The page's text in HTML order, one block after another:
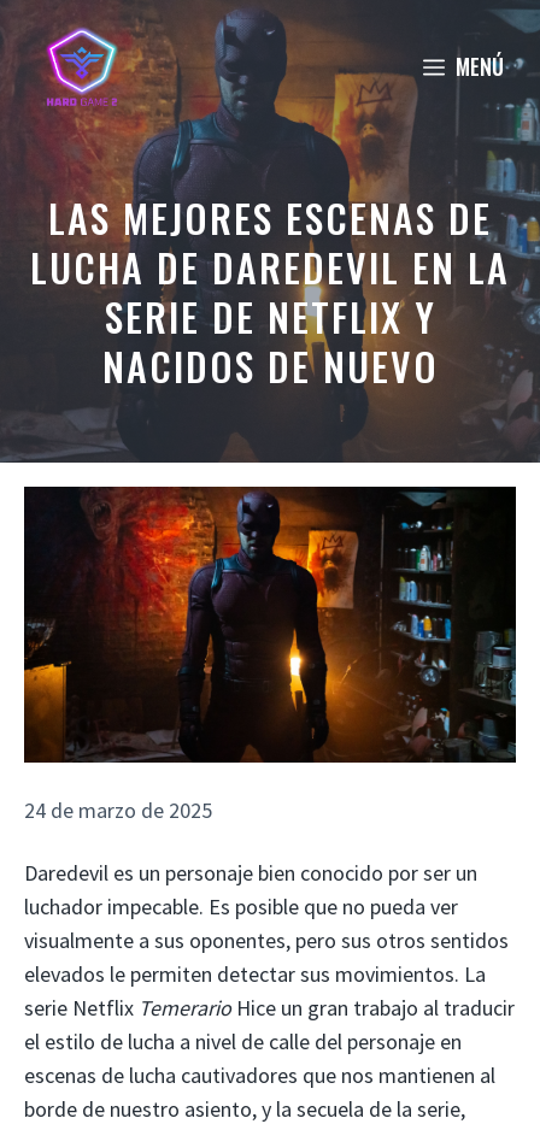
al
contenido
MENÚ
LAS MEJORES ESCENAS DE
LUCHA DE DAREDEVIL EN LA
SERIE DE NETFLIX Y
NACIDOS DE NUEVO
24 de marzo de 2025
Daredevil es un personaje bien conocido por ser un
luchador impecable. Es posible que no pueda ver
visualmente a sus oponentes, pero sus otros sentidos
elevados le permiten detectar sus movimientos. La
serie Netflix Temerario Hice un gran trabajo al traducir
el estilo de lucha a nivel de calle del personaje en
escenas de lucha cautivadores que nos mantienen al
borde de nuestro asiento, y la secuela de la serie,